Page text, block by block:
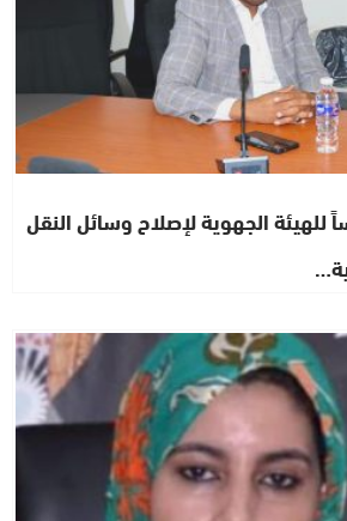
للهيئة الجهوية لإصلاح وسائل النقل